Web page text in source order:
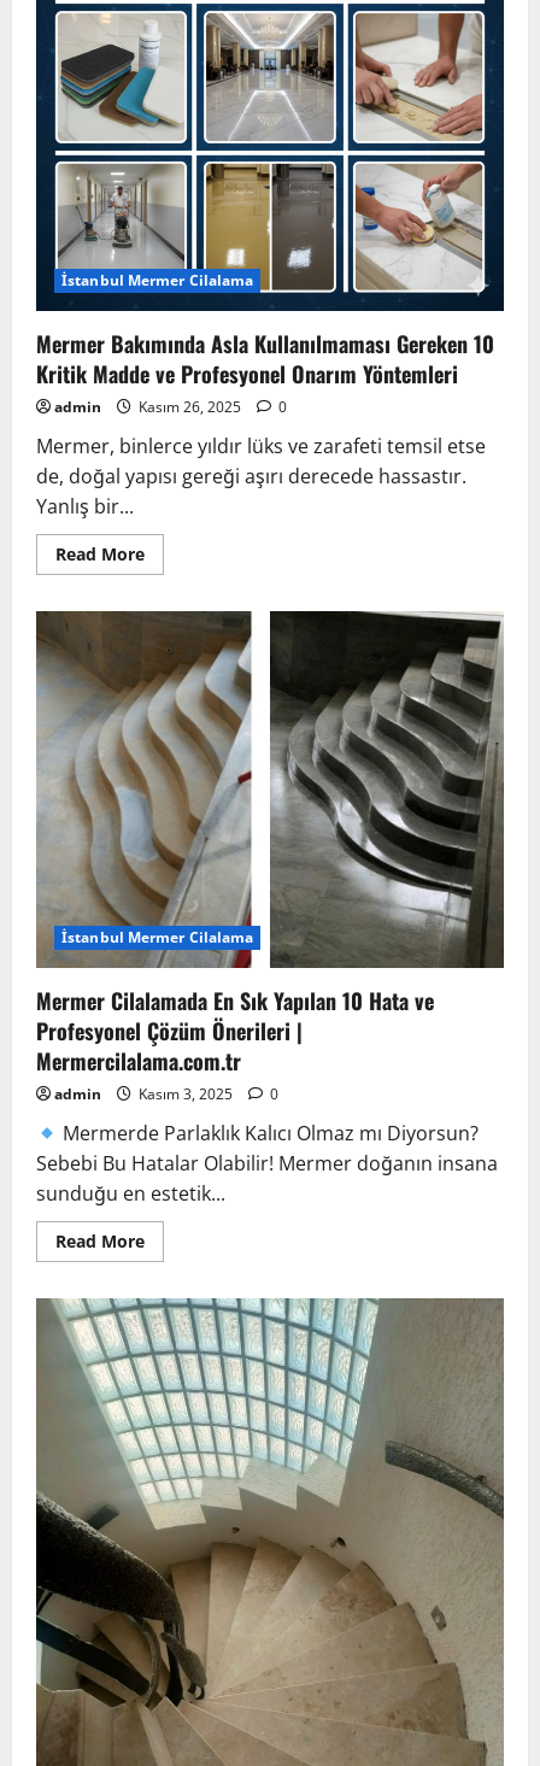
İstanbul Mermer Cilalama
Mermer Bakımında Asla Kullanılmaması Gereken 10
Kritik Madde ve Profesyonel Onarım Yöntemleri
admin Kasım 26, 2025 0
Mermer, binlerce yıldır lüks ve zarafeti temsil etse
de, doğal yapısı gereği aşırı derecede hassastır.
Yanlış bir...
Read MoreRead
more
Bakımında
Kullanılmaması
Gereken
10
Kritik
Madde
ve
Profesyonel
Onarım
Yöntemleri
İstanbul Mermer Cilalama
Mermer Cilalamada En Sık Yapılan 10 Hata ve
Profesyonel Çözüm Önerileri |
Mermercilalama.com.tr
admin Kasım 3, 2025 0
Mermerde Parlaklık Kalıcı Olmaz mı Diyorsun?
Sebebi Bu Hatalar Olabilir! Mermer doğanın insana
sunduğu en estetik...
Read MoreRead
more
Cilalamada
En
Sık
Yapılan
10
Hata
ve
Profesyonel
Çözüm
Önerileri
|
Mermercilalama.com.tr